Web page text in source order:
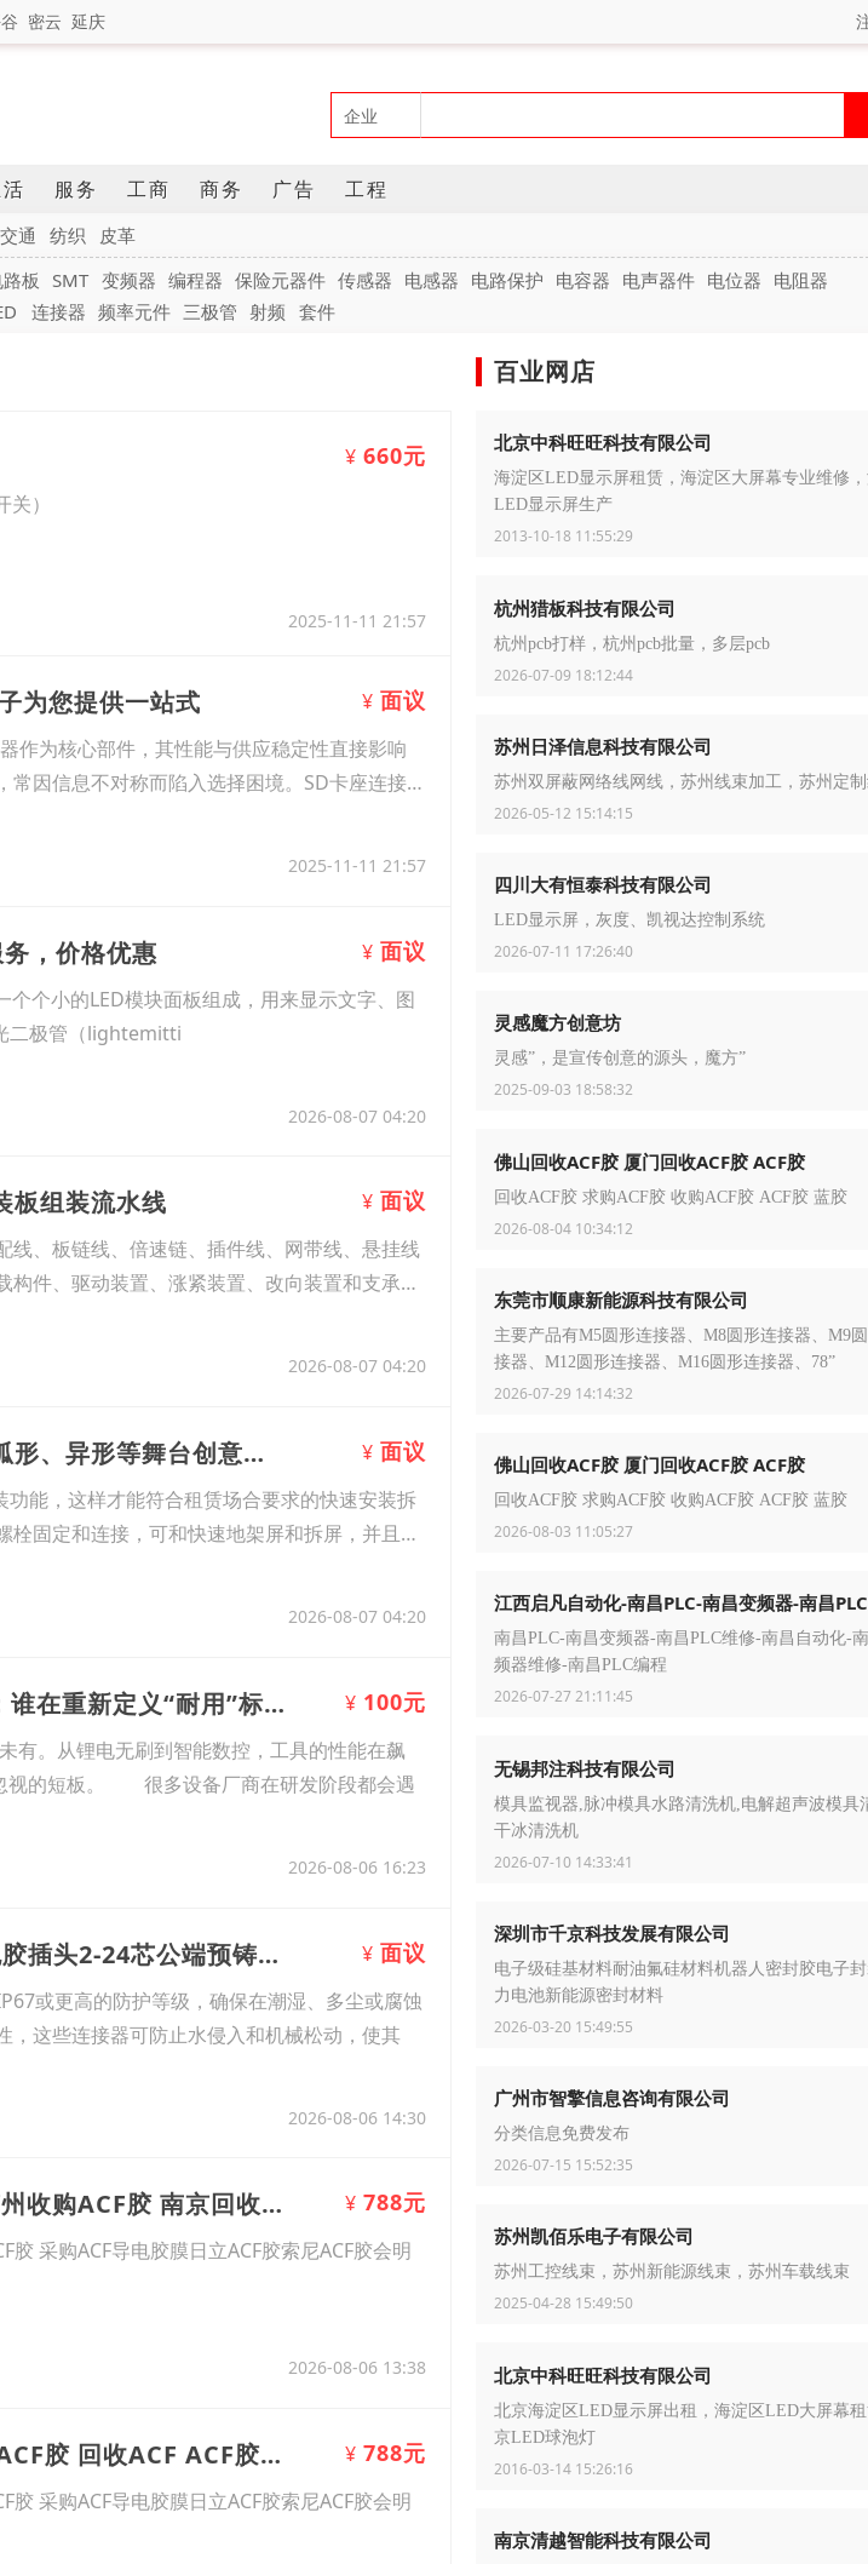
密云 延庆
服务 工商 商务 广告 工程
交通 纺织
皮革
板 SMT 变频器 编程器 保险元器件 传感器 电感器 电路保护 电容器 电声器件 电位器 电阻器
连接器 频率元件 三极管 射频 套件
¥ 660元
）
2025-11-11 21:57
为您提供一站式 ¥ 面议
作为核心部件，其性能与供应稳定性直接影响
因信息不对称而陷入选择困境。SD卡座连接
2025-11-11 21:57
，价格优惠 ¥ 面议
个小的LED模块面板组成，用来显示文字、图
二极管（lightemitti
2026-08-07 04:20
板组装流水线 ¥ 面议
、板链线、倍速链、插件线、网带线、悬挂线
件、驱动装置、涨紧装置、改向装置和支承件
2026-08-07 04:20
5、北京海淀区大屏幕专业维修，满足弧形、异形等舞台创意需求 ¥ 面议
能，这样才能符合租赁场合要求的快速安装拆
固定和连接，可和快速地架屏和拆屏，并且可
2026-08-07 04:20
6、2026年8月电动工具线束厂家盘点：谁在重新定义“耐用”标准? ¥ 100元
。从锂电无刷到智能数控，工具的性能在飙
视的短板。 很多设备厂商在研发阶段都会遇
2026-08-06 16:23
7、源头工厂 IP68防水插头焊线成型包胶插头2-24芯公端预铸电源插头 ¥ 面议
或更高的防护等级，确保在潮湿、多尘或腐蚀
这些连接器可防止水侵入和机械松动，使其
2026-08-06 14:30
8、成都回收ACF胶 成都求购ACF胶 苏州收购ACF胶 南京回收ACF胶 无锡回收ACF胶 ACF胶回收 ¥ 788元
采购ACF导电胶膜日立ACF胶索尼ACF胶会明
2026-08-06 13:38
9、苏州求购日立ACF胶 苏州回收索尼ACF胶 回收ACF ACF胶回收 ¥ 788元
采购ACF导电胶膜日立ACF胶索尼ACF胶会明
百业网店
北京中科旺旺科技有限公司
海淀区LED显示屏租赁，海淀区大屏幕专业维修
LED显示屏生产
2013-10-18 11:55:29
杭州猎板科技有限公司
杭州pcb打样，杭州pcb批量，多层pcb
2026-07-09 18:12:44
苏州日泽信息科技有限公司
苏州双屏蔽网络线网线，苏州线束加工，苏州定
2026-05-12 15:14:15
四川大有恒泰科技有限公司
LED显示屏，灰度、凯视达控制系统
2026-07-11 17:26:40
灵感魔方创意坊
灵感”，是宣传创意的源头，魔方”
2025-09-03 18:58:32
佛山回收ACF胶 厦门回收ACF胶 ACF胶
回收ACF胶 求购ACF胶 收购ACF胶 ACF胶 蓝胶
2026-08-04 10:34:12
东莞市顺康新能源科技有限公司
主要产品有M5圆形连接器、M8圆形连接器、M9
接器、M12圆形连接器、M16圆形连接器、78”
2026-07-29 14:14:32
佛山回收ACF胶 厦门回收ACF胶 ACF胶
回收ACF胶 求购ACF胶 收购ACF胶 ACF胶 蓝胶
2026-08-03 11:05:27
江西启凡自动化-南昌PLC-南昌变频器-南昌
南昌PLC-南昌变频器-南昌PLC维修-南昌自动化-
频器维修-南昌PLC编程
2026-07-27 21:11:45
无锡邦注科技有限公司
模具监视器,脉冲模具水路清洗机,电解超声波模具
干冰清洗机
2026-07-10 14:33:41
深圳市千京科技发展有限公司
电子级硅基材料耐油氟硅材料机器人密封胶电子
力电池新能源密封材料
2026-03-20 15:49:55
广州市智擎信息咨询有限公司
分类信息免费发布
2026-07-15 15:52:35
苏州凯佰乐电子有限公司
苏州工控线束，苏州新能源线束，苏州车载线束
2025-04-28 15:49:50
北京中科旺旺科技有限公司
北京海淀区LED显示屏出租，海淀区LED大屏幕
京LED球泡灯
2016-03-14 15:26:16
南京清越智能科技有限公司